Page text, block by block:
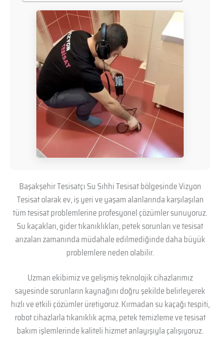
Başakşehir Tesisatçı Su Sıhhi Tesisat bölgesinde Vizyon
Tesisat olarak ev, iş yeri ve yaşam alanlarında karşılaşılan
tüm tesisat problemlerine profesyonel çözümler sunuyoruz.
Su kaçakları, gider tıkanıklıkları, petek sorunları ve tesisat
arızaları zamanında müdahale edilmediğinde daha büyük
problemlere neden olabilir.
Uzman ekibimiz ve gelişmiş teknolojik cihazlarımız
sayesinde sorunların kaynağını doğru şekilde belirleyerek
hızlı ve etkili çözümler üretiyoruz. Kırmadan su kaçağı tespiti,
robot cihazlarla tıkanıklık açma, petek temizleme ve tesisat
bakım işlemlerinde kaliteli hizmet anlayışıyla çalışıyoruz.